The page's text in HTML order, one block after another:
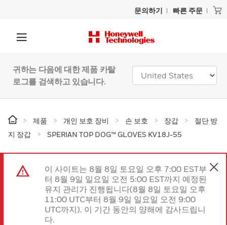
문의하기 빠른 주문
귀하는 다음에 대한 제품 카탈
로그를 검색하고 있습니다.
제품 개인 보호 장비 손 보호 장갑
절단 방
지 장갑
SPERIAN TOP DOG™ GLOVES KV18J-55
이 사이트는 8월 8일 토요일 오후 7:00 EST부
터 8월 9일 일요일 오전 5:00 EST까지 예정된
유지 관리가 진행됩니다(8월 8일 토요일 오후
11:00 UTC부터 8월 9일 일요일 오전 9:00
UTC까지). 이 기간 동안의 양해에 감사드립니
다.